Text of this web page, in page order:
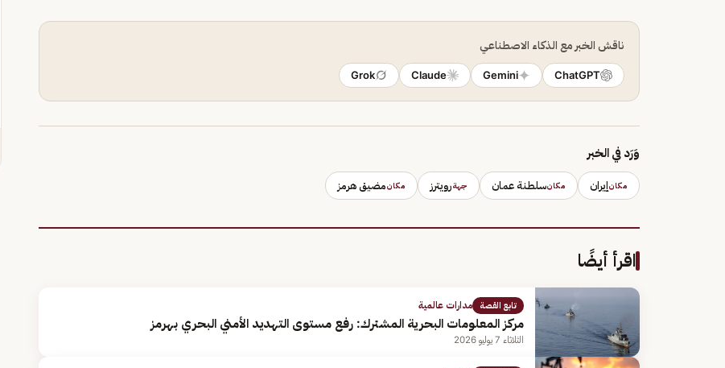
ناقش الخبر مع الذكاء الاصطناعي
ChatGPT
Gemini
Claude
Grok
وَرَد في الخبر
مكانإيران مكانسلطنة عمان جهةرويترز مكانمضيق هرمز
اقرأ أيضًا
تابع القصة مدارات عالمية
مركز المعلومات البحرية المشترك: رفع مستوى التهديد الأمني البحري بهرمز
الثلاثاء 7 يوليو 2026